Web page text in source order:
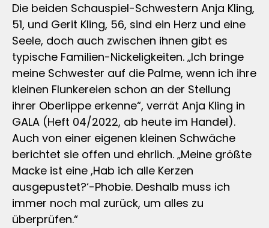
Die beiden Schauspiel-Schwestern Anja Kling,
51, und Gerit Kling, 56, sind ein Herz und eine
Seele, doch auch zwischen ihnen gibt es
typische Familien-Nickeligkeiten. „Ich bringe
meine Schwester auf die Palme, wenn ich ihre
kleinen Flunkereien schon an der Stellung
ihrer Oberlippe erkenne“, verrät Anja Kling in
GALA (Heft 04/2022, ab heute im Handel).
Auch von einer eigenen kleinen Schwäche
berichtet sie offen und ehrlich. „Meine größte
Macke ist eine ,Hab ich alle Kerzen
ausgepustet?‘-Phobie. Deshalb muss ich
immer noch mal zurück, um alles zu
überprüfen.“